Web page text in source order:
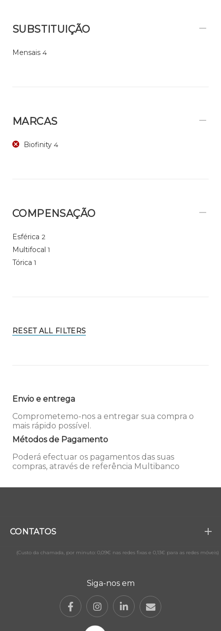
SUBSTITUIÇÃO
Mensais 4
MARCAS
Biofinity 4
COMPENSAÇÃO
Esférica 2
Multifocal 1
Tórica 1
RESET ALL FILTERS
Envio e entrega
Comprometemo-nos a entregar sua compra o
mais rápido possível.
Métodos de Pagamento
Poderá efectuar os pagamentos das suas
compras, através de referência Multibanco
CONTATOS
(Custo da chamada, por minuto: 0,09€ nas redes fixas e 0,13€ para as redes móveis)
Siga-nos em